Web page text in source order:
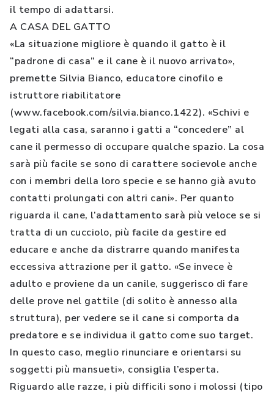
il tempo di adattarsi.
A CASA DEL GATTO
«La situazione migliore è quando il gatto è il
“padrone di casa” e il cane è il nuovo arrivato»,
premette Silvia Bianco, educatore cinofilo e
istruttore riabilitatore
(www.facebook.com/silvia.bianco.1422). «Schivi e
legati alla casa, saranno i gatti a “concedere” al
cane il permesso di occupare qualche spazio. La cosa
sarà più facile se sono di carattere socievole anche
con i membri della loro specie e se hanno già avuto
contatti prolungati con altri cani». Per quanto
riguarda il cane, l’adattamento sarà più veloce se si
tratta di un cucciolo, più facile da gestire ed
educare e anche da distrarre quando manifesta
eccessiva attrazione per il gatto. «Se invece è
adulto e proviene da un canile, suggerisco di fare
delle prove nel gattile (di solito è annesso alla
struttura), per vedere se il cane si comporta da
predatore e se individua il gatto come suo target.
In questo caso, meglio rinunciare e orientarsi su
soggetti più mansueti», consiglia l’esperta.
Riguardo alle razze, i più difficili sono i molossi (tipo